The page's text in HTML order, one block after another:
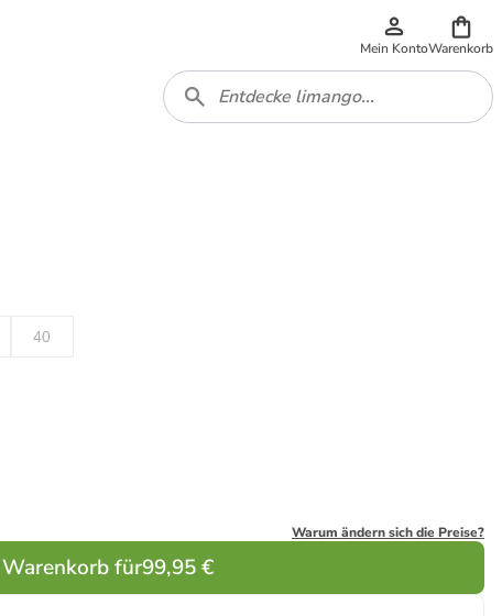
Mein KontoWarenkorb
40
Warum ändern sich die Preise?
für99,95 €